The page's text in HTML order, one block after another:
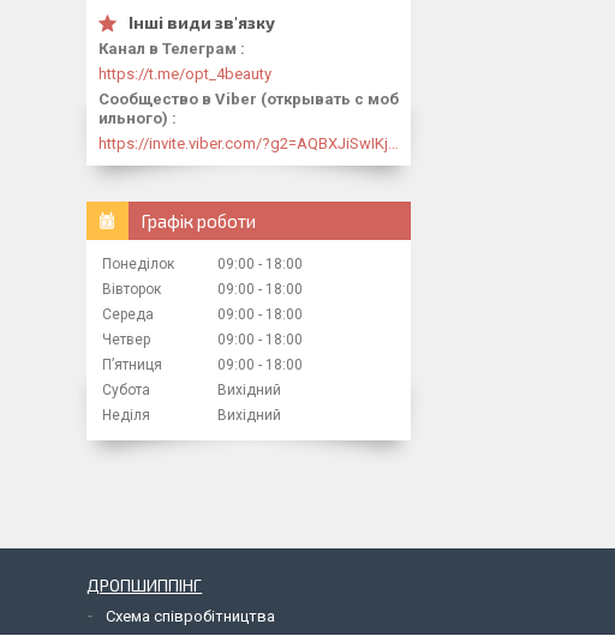
Канал в Телеграм
https://t.me/opt_4beauty
Сообщество в Viber (открывать с моб
ильного)
Графік роботи
Понеділок 09:00
18:00
Вівторок
09:00
18:00
Середа
09:00
18:00
Четвер
09:00
18:00
Пʼятниця
09:00
18:00
Субота
Вихідний
Неділя
Вихідний
ДРОПШИППІНГ
Схема співробітництва